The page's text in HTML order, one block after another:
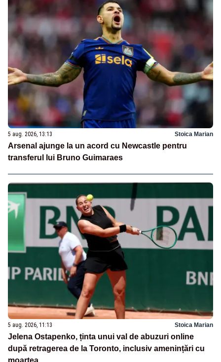
5 aug. 2026, 13:13 Stoica Marian
Arsenal ajunge la un acord cu Newcastle pentru
transferul lui Bruno Guimaraes
5 aug. 2026, 11:13 Stoica Marian
Jelena Ostapenko, ținta unui val de abuzuri online
după retragerea de la Toronto, inclusiv amenințări cu
moartea